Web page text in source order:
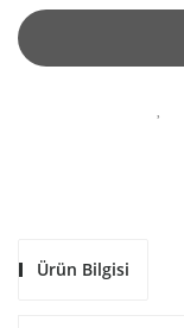
Ürün Bilgisi